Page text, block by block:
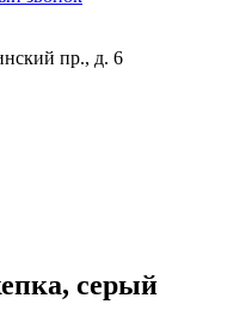
пр., д. 6
серый